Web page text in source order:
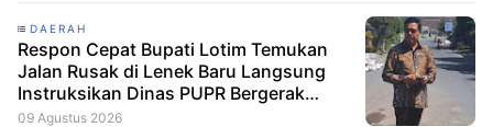
DAERAH
Respon Cepat Bupati Lotim Temukan
Jalan Rusak di Lenek Baru Langsung
Instruksikan Dinas PUPR Bergerak
Cepat
09 Agustus 2026